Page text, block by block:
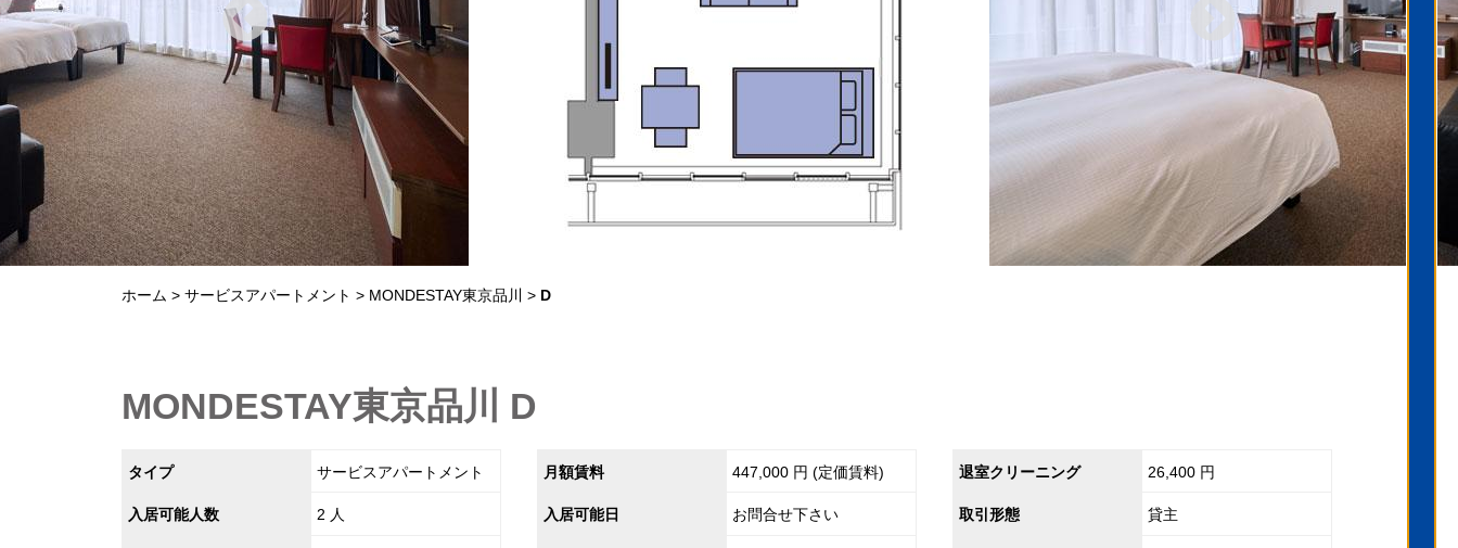
ホーム サービスアパートメント MONDESTAY東京品川 D
MONDESTAY東京品川 D
タイプ サービスアパートメント
入居可能人数 2 人
月額賃料 447,000 円 (定価賃料)
入居可能日 お問合せ下さい
退室クリーニング 26,400 円
取引形態 貸主